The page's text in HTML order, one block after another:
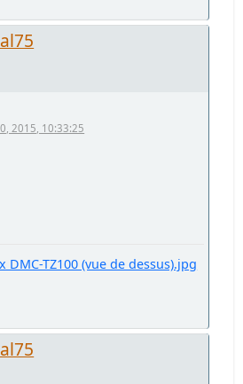
2015, 10:33:25
DMC-TZ100 (vue de dessus).jpg